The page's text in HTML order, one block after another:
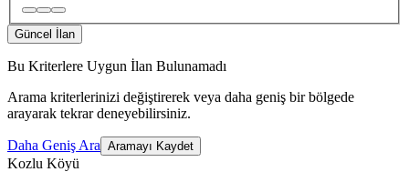
Güncel İlan
Bu Kriterlere Uygun İlan Bulunamadı
Arama kriterlerinizi değiştirerek veya daha geniş bir bölgede
arayarak tekrar deneyebilirsiniz.
Daha Geniş Ara Aramayı Kaydet
Kozlu Köyü